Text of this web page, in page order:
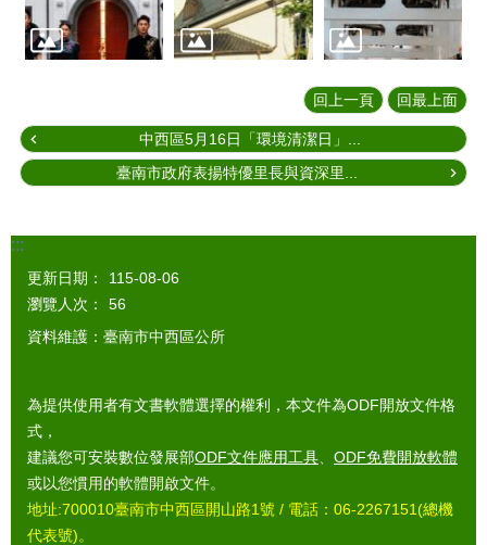
回上一頁 回最上面
中西區5月16日「環境清潔日」...
臺南市政府表揚特優里長與資深里...
:::
更新日期：
115-08-06
瀏覽人次：
56
資料維護：臺南市中西區公所
為提供使用者有文書軟體選擇的權利，本文件為ODF開放文件格
式，
建議您可安裝數位發展部ODF文件應用工具
ODF免費開放軟體
或以您慣用的軟體開啟文件。
地址:700010臺南市中西區開山路1號 / 電話：06-2267151(總機
代表號)。